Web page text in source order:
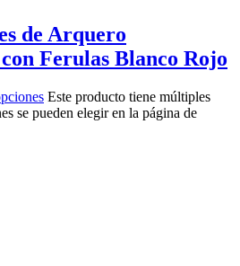
de Arquero
Ferulas Blanco Rojo
Este producto tiene múltiples
se pueden elegir en la página de